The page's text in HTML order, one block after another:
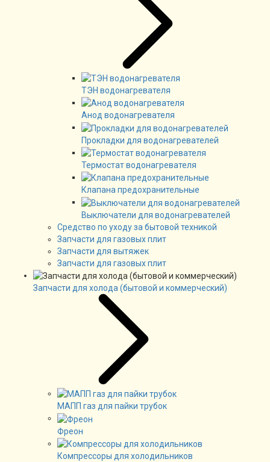
ТЭН водонагревателя
Анод водонагревателя
Прокладки для водонагревателей
Термостат водонагревателя
Клапана предохранительные
Выключатели для водонагревателей
Средство по уходу за бытовой техникой
Запчасти для газовых плит
Запчасти для вытяжек
Запчасти для газовых плит
Запчасти для холода (бытовой и коммерческий)
МАПП газ для пайки трубок
Фреон
Компрессоры для холодильников